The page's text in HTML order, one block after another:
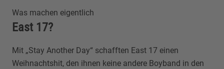
Was machen eigentlich
East 17?
Mit „Stay Another Day“ schafften East 17 einen
Weihnachtshit, den ihnen keine andere Boyband in den